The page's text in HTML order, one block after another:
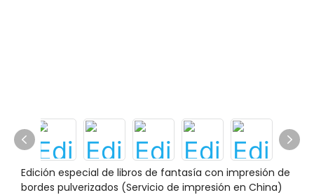
Edición especial de libros de fantasía con impresión de
bordes pulverizados (Servicio de impresión en China)